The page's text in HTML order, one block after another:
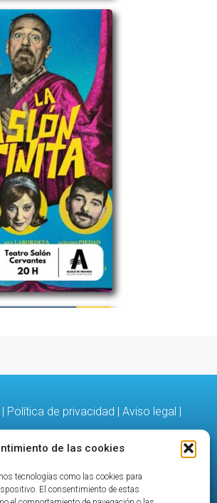
de las cookies
tecnologías como las cookies para
El consentimiento de estas
| Política de privacidad | Aviso legal |